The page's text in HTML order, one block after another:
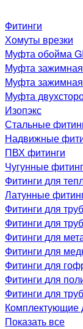
Фитинги
Хомуты врезки
Муфта обойма
Муфта
Муфта
Муфта
Изопэкс
Стальные
Надвижные
ПВХ фитинги
Чугунные
Фитинги для
Латунные
Фитинги для
Фитинги для
Фитинги для
Фитинги для
Фитинги для
Фитинги для
Фитинги для
Комплектующие
Показать все